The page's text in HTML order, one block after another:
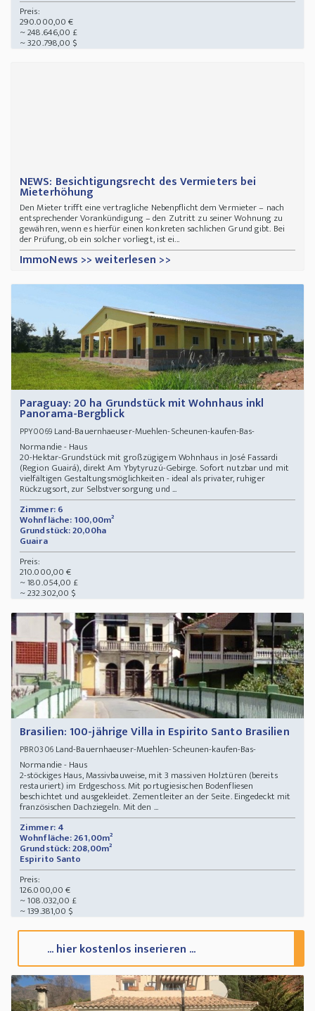
Preis:
290.000,00 €
~ 248.646,00 £
~ 320.798,00 $
NEWS: Besichtigungsrecht des Vermieters bei
Mieterhöhung
Den Mieter trifft eine vertragliche Nebenpflicht dem Vermieter – nach
entsprechender Vorankündigung – den Zutritt zu seiner Wohnung zu
gewähren, wenn es hierfür einen konkreten sachlichen Grund gibt. Bei
der Prüfung, ob ein solcher vorliegt, ist ei...
ImmoNews >> weiterlesen >>
Paraguay: 20 ha Grundstück mit Wohnhaus inkl
Panorama-Bergblick
PPY0069Land-Bauernhaeuser-Muehlen-Scheunen-kaufen-Bas-
Normandie - Haus
20-Hektar-Grundstück mit großzügigem Wohnhaus in José Fassardi
(Region Guairá), direkt Am Ybytyruzú-Gebirge. Sofort nutzbar und mit
vielfältigen Gestaltungsmöglichkeiten - ideal als privater, ruhiger
Rückzugsort, zur Selbstversorgung und ...
Zimmer: 6
Wohnfläche: 100,00m²
Grundstück: 20,00ha
Guaira
Preis:
210.000,00 €
~ 180.054,00 £
~ 232.302,00 $
Brasilien: 100-jährige Villa in Espirito Santo Brasilien
PBR0306Land-Bauernhaeuser-Muehlen-Scheunen-kaufen-Bas-
Normandie - Haus
2-stöckiges Haus, Massivbauweise, mit 3 massiven Holztüren (bereits
restauriert) im Erdgeschoss. Mit portugiesischen Bodenfliesen
beschichtet und ausgekleidet. Zementleiter an der Seite. Eingedeckt mit
französischen Dachziegeln. Mit den ...
Zimmer: 4
Wohnfläche: 261,00m²
Grundstück: 208,00m²
Espirito Santo
Preis:
126.000,00 €
~ 108.032,00 £
~ 139.381,00 $
... hier kostenlos inserieren ...